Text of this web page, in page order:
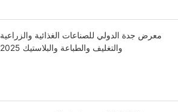
معرض جدة الدولي للصناعات الغذائية والزراعية
والتغليف والطباعة والبلاستيك 2025